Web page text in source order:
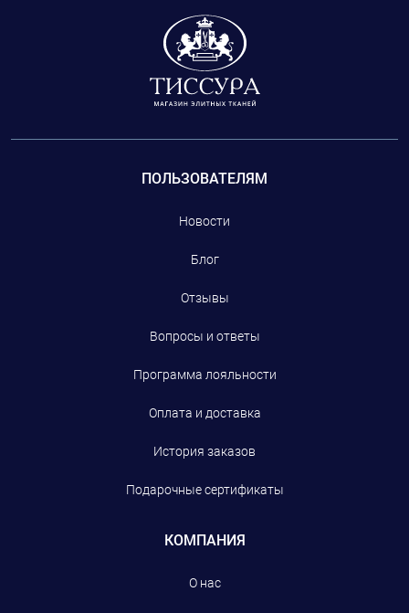
ПОЛЬЗОВАТЕЛЯМ
Новости
Блог
Отзывы
Вопросы и ответы
Программа лояльности
Оплата и доставка
История заказов
Подарочные сертификаты
КОМПАНИЯ
О нас